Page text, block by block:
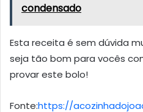
condensado
Esta receita é sem dúvida
seja tão bom para vocês
provar este bolo!
Fonte:https://